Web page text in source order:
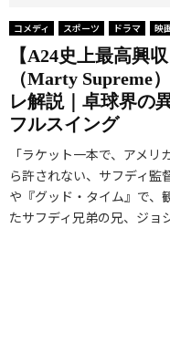
コメディ スポーツ ドラマ 映
【A24史上最高興
（Marty Supreme
レ解説｜卓球界の
フルスイング
「ラケット一本で、アメ
ら許されない、サフディ監
や『グッド・タイム』で、
たサフディ兄弟の兄、ジョ